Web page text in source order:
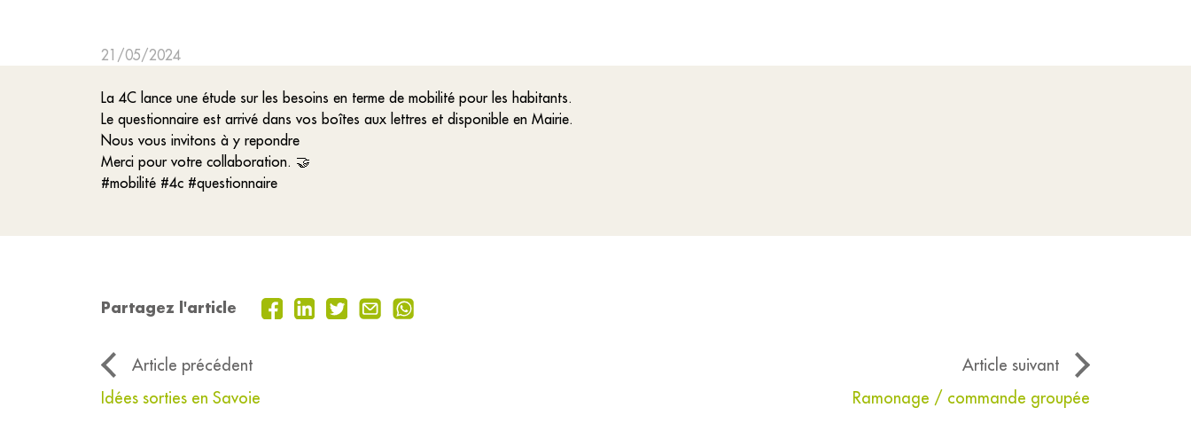
21/05/2024
La 4C lance une étude sur les besoins en terme de mobilité pour les habitants.
Le questionnaire est arrivé dans vos boîtes aux lettres et disponible en Mairie.
Nous vous invitons à y repondre
Merci pour votre collaboration. 🤝
#mobilité #4c #questionnaire
Partagez l'article
Article précédent
Article suivant
Idées sorties en Savoie
Ramonage / commande groupée